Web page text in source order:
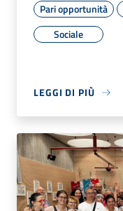
Pari opportunità
Sociale
LEGGI DI PIÙ